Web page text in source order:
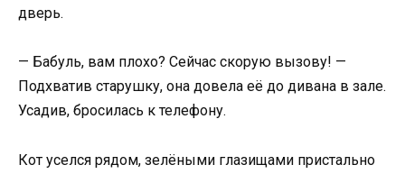
дверь.
— Бабуль, вам плохо? Сейчас скорую вызову! —
Подхватив старушку, она довела её до дивана в зале.
Усадив, бросилась к телефону.
Кот уселся рядом, зелёными глазищами пристально